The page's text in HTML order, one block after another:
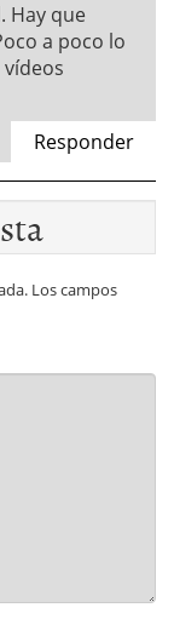
Hay que
a poco lo
Responder
Los campos